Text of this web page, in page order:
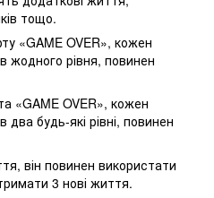
тощо.
«GAME OVER», кожен
жодного рівня, повинен
«GAME OVER», кожен
будь-які рівні, повинен
він повинен використати
3 нові життя.